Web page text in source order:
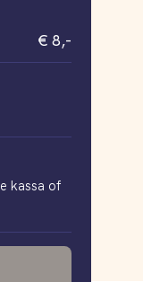
€ 8,-
kassa of